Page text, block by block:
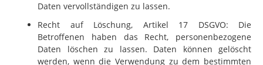
Daten vervollständigen zu lassen.
Recht auf Löschung, Artikel 17 DSGVO: Die
Betroffenen haben das Recht, personenbezogene
Daten löschen zu lassen. Daten können gelöscht
werden, wenn die Verwendung zu dem bestimmten